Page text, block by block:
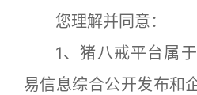
您理解并同意：
1、猪八戒平台属于
易信息综合公开发布和